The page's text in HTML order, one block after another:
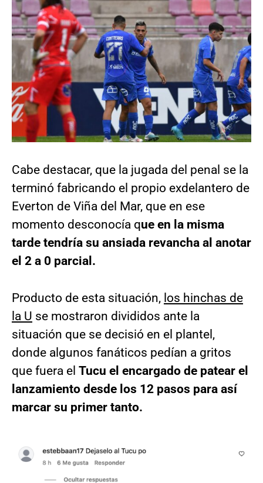
Cabe destacar, que la jugada del penal se la
terminó fabricando el propio exdelantero de
Everton de Viña del Mar, que en ese
momento desconocía que en la misma
tarde tendría su ansiada revancha al anotar
el 2 a 0 parcial.
Producto de esta situación, los hinchas de
la U se mostraron divididos ante la
situación que se decisió en el plantel,
donde algunos fanáticos pedían a gritos
que fuera el Tucu el encargado de patear el
lanzamiento desde los 12 pasos para así
marcar su primer tanto.